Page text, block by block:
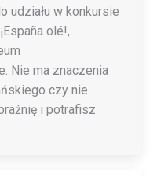
udziału w konkursie
olé!,
Nie ma znaczenia
czy nie.
i potrafisz